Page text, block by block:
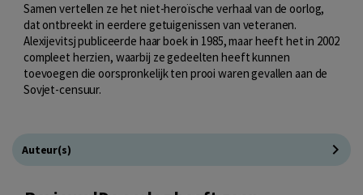
Samen vertellen ze het niet-heroïsche verhaal van de oorlog,
dat ontbreekt in eerdere getuigenissen van veteranen.
Alexijevitsj publiceerde haar boek in 1985, maar heeft het in 2002
compleet herzien, waarbij ze gedeelten heeft kunnen
toevoegen die oorspronkelijk ten prooi waren gevallen aan de
Sovjet-censuur.
Auteur(s)